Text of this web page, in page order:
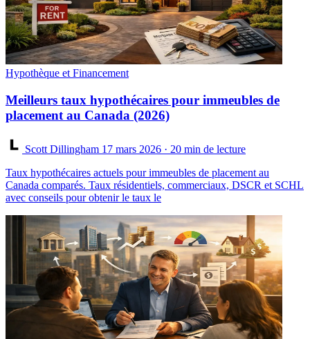
Hypothèque et Financement
Meilleurs taux hypothécaires pour immeubles de
placement au Canada (2026)
Scott Dillingham 17 mars 2026 · 20 min de lecture
Taux hypothécaires actuels pour immeubles de placement au
Canada comparés. Taux résidentiels, commerciaux, DSCR et SCHL
avec conseils pour obtenir le taux le